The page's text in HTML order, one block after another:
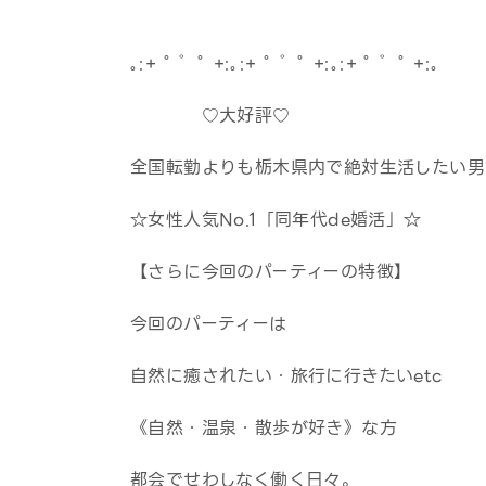
｡:+ ﾟ ゜ﾟ +:｡:+ ﾟ ゜ﾟ +:｡:+ ﾟ ゜ﾟ +:｡
♡大好評♡
全国転勤よりも栃木県内で絶対生活したい
☆女性人気No.1「同年代de婚活」☆
【さらに今回のパーティーの特徴】
今回のパーティーは
自然に癒されたい・旅行に行きたいetc
《自然・温泉・散歩が好き》な方
都会でせわしなく働く日々。